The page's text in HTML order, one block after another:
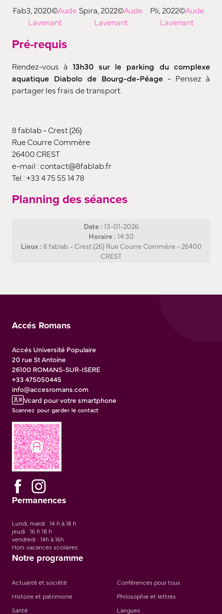
Fab3, 2020©Aude
Lavenant
Spira, 2022©Aude
Lavenant
Pli, 2022©Aude
Lavenant
Pré-requis
Rendez-vous à 13h30 sur le parking du complexe
aquatique Diabolo de Bourg-de-Péage - Pensez à
partager les frais de transport.
8 fablab - Crest (26)
Rue Courre Commère
26400 CREST
e-mail : contact@8fablab.fr
Tel : +33 4 75 55 14 78
Planning des séances
Date : 13-01-2026
Horaire : 14:30
Lieux : 8 fablab - Crest (26) Rue Courre Commère - 26400
CREST
Accés Romans
Accés Université Populaire
20 rue St Antoine
26100 ROMANS-SUR-ISERE
+33 475050445
info@accesromans.com
Vcard pour votre smartphone
Scannez pour garder le contact
Permanences
Lundi, mardi : 14 h à 18 h
jeudi : 16 h 18 h
vendredi : 14h à 16h
Hors vacances scolaires
Notre programme
Actualité et société
Conférences pour tous
Histoire et patrimoine
Philosophie et lettres
Santé
Langues